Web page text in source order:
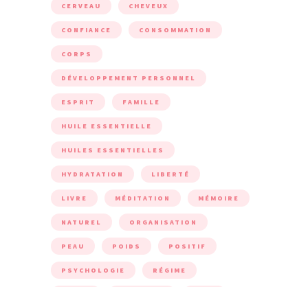
CERVEAU CHEVEUX
CONFIANCE CONSOMMATION
CORPS
DÉVELOPPEMENT PERSONNEL
ESPRIT FAMILLE
HUILE ESSENTIELLE
HUILES ESSENTIELLES
HYDRATATION LIBERTÉ
LIVRE MÉDITATION MÉMOIRE
NATUREL ORGANISATION
PEAU POIDS POSITIF
PSYCHOLOGIE RÉGIME